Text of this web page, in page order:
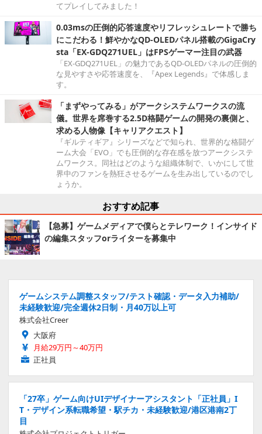
てプレイしてみました！
0.03msの圧倒的応答速度やリフレッシュレートで勝ち
にこだわる！鮮やかなQD-OLEDパネル搭載のGigaCry
sta「EX-GDQ271UEL」はFPSゲーマー注目の武器
「EX-GDQ271UEL」の魅力であるQD-OLEDパネルの圧倒的
な見やすさや応答速度を、『Apex Legends』で体感しま
す。
「まずやってみる」がアークシステムワークスの流
儀。世界を席巻する2.5D格闘ゲームの開発の裏側と、
求める人物像【キャリアクエスト】
『ギルティギア』シリーズなどで知られ、世界的な格闘ゲ
ーム大会「EVO」でも圧倒的な存在感を放つアークシステ
ムワークス。同社はどのような組織体制で、いかにして世
界中のファンを熱狂させるゲームを生み出しているのでし
ょうか。
おすすめ記事
【急募】ゲームメディアで僕らとテレワーク！インサイド
の編集スタッフorライターを募集中
ゲームシステム調整スタッフ/テスト確認・データ入力補助/
未経験歓迎/完全週休2日制・月40万以上可
株式会社Creer
大阪府
月給29万円～40万円
正社員
「27卒」ゲーム向けUIデザイナーアシスタント「正社員」I
T・デザイン系転職希望・駅チカ・未経験歓迎/港区港南2丁
目